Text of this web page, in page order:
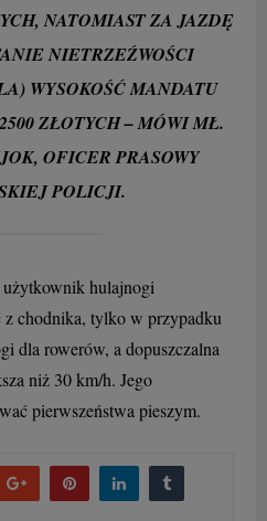
NATOMIAST ZA JAZDĘ
NIETRZEŹWOŚCI
WYSOKOŚĆ MANDATU
ZŁOTYCH – MÓWI MŁ.
OFICER PRASOWY
POLICJI.
użytkownik hulajnogi
z chodnika, tylko w przypadku
dla rowerów, a dopuszczalna
niż 30 km/h. Jego
pierwszeństwa pieszym.